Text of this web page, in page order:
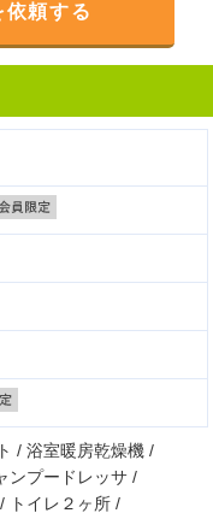
依頼する
/ 浴室暖房乾燥機 /
ンプードレッサ /
トイレ２ヶ所 /